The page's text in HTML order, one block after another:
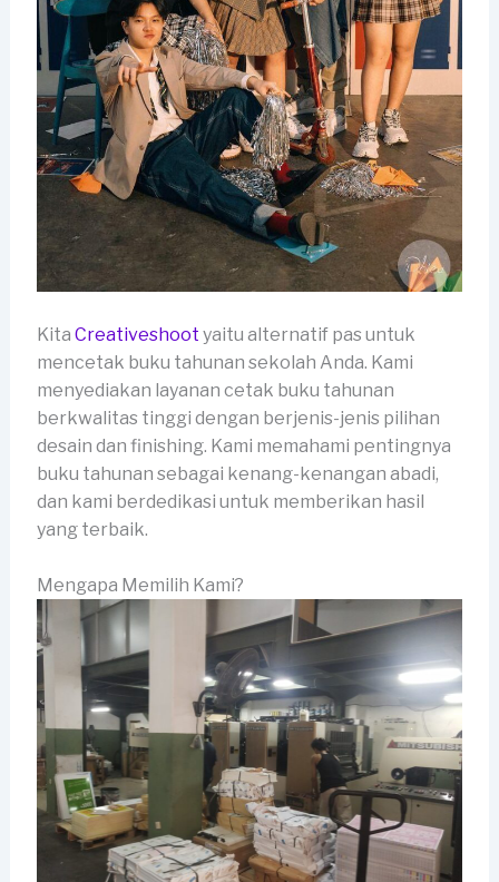
Kita Creativeshoot yaitu alternatif pas untuk
mencetak buku tahunan sekolah Anda. Kami
menyediakan layanan cetak buku tahunan
berkwalitas tinggi dengan berjenis-jenis pilihan
desain dan finishing. Kami memahami pentingnya
buku tahunan sebagai kenang-kenangan abadi,
dan kami berdedikasi untuk memberikan hasil
yang terbaik.
Mengapa Memilih Kami?